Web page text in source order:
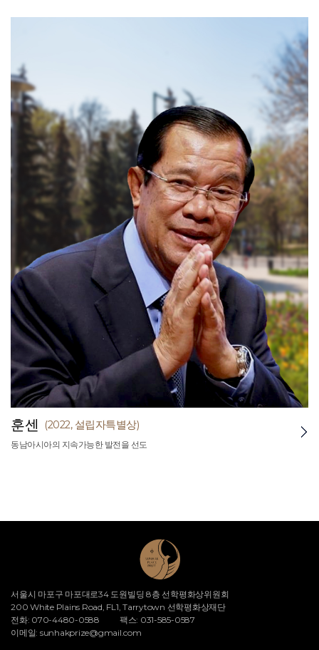
훈센 (2022, 설립자특별상)
동남아시아의 지속가능한 발전을 선도
서울시 마포구 마포대로34 도원빌딩 8층 선학평화상위원회
200 White Plains Road, FL1, Tarrytown 선학평화상재단
전화: 070-4480-0588
팩스: 031-585-0587
이메일: sunhakprize@gmail.com